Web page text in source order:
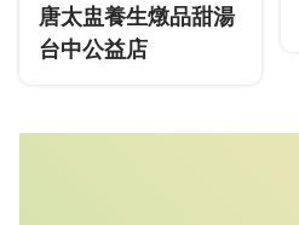
唐太盅養生燉品甜湯
台中公益店